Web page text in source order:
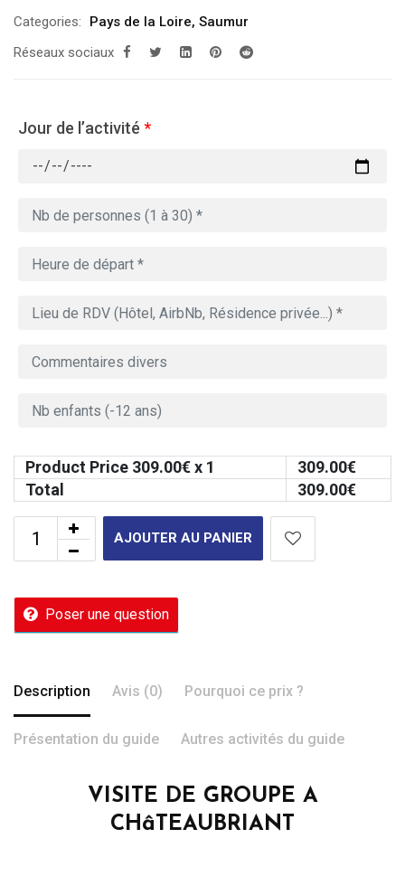
Categories: Pays de la Loire, Saumur
Réseaux sociaux
Jour de l’activité *
Product Price 309.00€ x 1 309.00€
Total
309.00€
AJOUTER AU PANIER
Poser une question
Description Avis (0) Pourquoi ce prix ?
Présentation du guide Autres activités du guide
VISITE DE GROUPE A
CHâTEAUBRIANT